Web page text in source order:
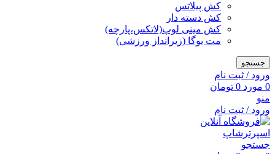
کش پیلاتس
کش دسته دار
کش مینی لوپ(لاتکس،پارچه)
مت یوگا (زیرانداز ورزشی)
جستجو
ورود / ثبت نام
0 مورد 0 تومان
منو
ورود / ثبت نام
جستجو